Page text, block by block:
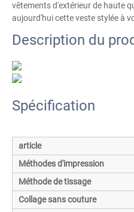
vêtements d'extérieur de haute
aujourd'hui cette veste stylée à
Description du
Spécification
article
Méthodes d'impression
Méthode de tissage
Collage sans couture